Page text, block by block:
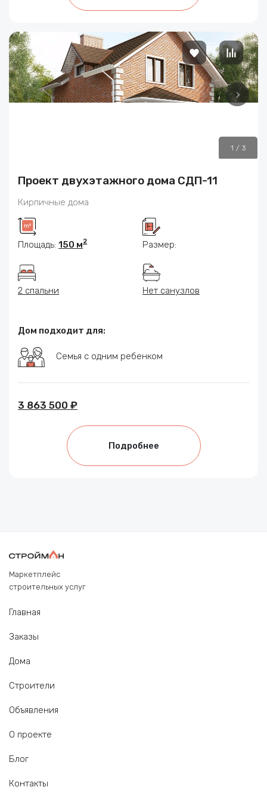
1 / 3
Проект двухэтажного дома СДП-11
Кирпичные дома
Площадь: 150 м2 Размер:
2 спальни Нет санузлов
Дом подходит для:
Семья с одним ребенком
3 863 500 ₽
Подробнее
Маркетплейс
строительных услуг
Главная
Заказы
Дома
Строители
Объявления
О проекте
Блог
Контакты